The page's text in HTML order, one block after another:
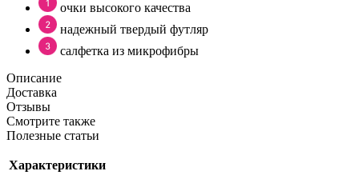
очки высокого качества
надежный твердый футляр
салфетка из микрофибры
Описание
Доставка
Отзывы
Смотрите также
Полезные статьи
Характеристики